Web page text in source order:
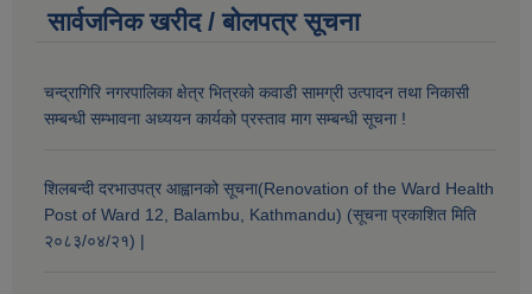
सार्वजनिक खरीद / बोलपत्र सूचना
चन्द्रागिरि नगरपालिका क्षेत्र भित्रको कवाडी सामग्री उत्पादन तथा निकासी
सम्बन्धी सम्भावना अध्ययन कार्यको प्रस्ताव माग सम्बन्धी सूचना !
शिलबन्दी दरभाउपत्र आह्वानको सूचना(Renovation of the Ward Health
Post of Ward 12, Balambu, Kathmandu) (सूचना प्रकाशित मिति
२०८३/०४/२१) |